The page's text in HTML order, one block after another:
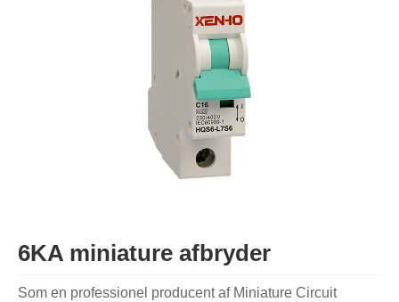
6KA miniature afbryder
Som en professionel producent af Miniature Circuit